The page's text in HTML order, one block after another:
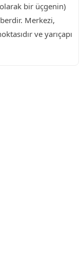
bir üçgenin)
Merkezi,
ve yarıçapı